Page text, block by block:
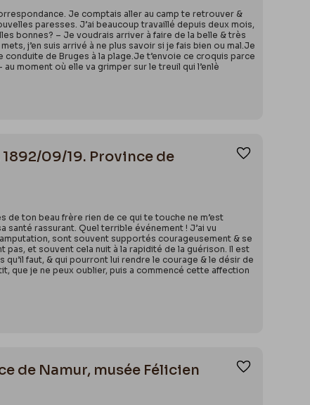
Je comptais aller au camp te retrouver &
paresses. J’ai beaucoup travaillé depuis deux mois,
bonnes? – Je voudrais arriver à faire de la belle & très
j’en suis arrivé à ne plus savoir si je fais bien ou mal.Je
conduite de Bruges à la plage.Je t’envoie ce croquis parce
moment où elle va grimper sur le treuil qui l’enlè
09/19. Province de
de ton beau frère rien de ce qui te touche ne m’est
santé rassurant. Quel terrible événement ! J’ai vu
sont souvent supportés courageusement & se
pas, et souvent cela nuit à la rapidité de la guérison. Il est
faut, & qui pourront lui rendre le courage & le désir de
que je ne peux oublier, puis a commencé cette affection
Ajouter
de Namur, musée Félicien
Ajouter